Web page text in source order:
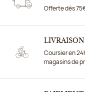
Offerte dès
Coursier en
magasins de